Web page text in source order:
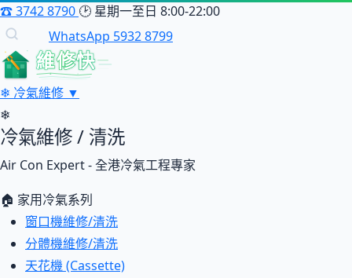
☎3742 8790 🕑 星期一至日 8:00-22:00
WhatsApp 5932 8799
維修快
❄ 冷氣維修 ▼
❄
冷氣維修 / 清洗
Air Con Expert - 全港冷氣工程專家
🏠 家用冷氣系列
窗口機維修/清洗
分體機維修/清洗
天花機 (Cassette)